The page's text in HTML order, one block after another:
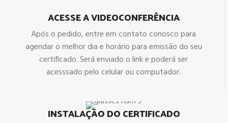
ACESSE A VIDEOCONFERÊNCIA
Após o pedido, entre em contato conosco para
agendar o melhor dia e horário para emissão do seu
certificado. Será enviado o link e poderá ser
acesssado pelo celular ou computador.
INSTALAÇÃO DO CERTIFICADO